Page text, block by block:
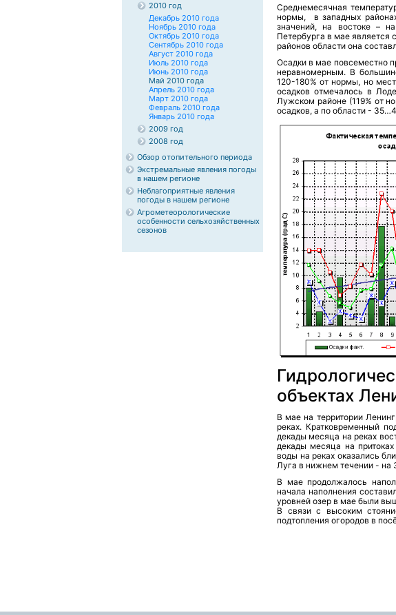
2010 год
Декабрь 2010 года
Ноябрь 2010 года
Октябрь 2010 года
Сентябрь 2010 года
Август 2010 года
Июль 2010 года
Июнь 2010 года
Май 2010 года
Апрель 2010 года
Март 2010 года
Февраль 2010 года
Январь 2010 года
2009 год
2008 год
Обзор отопительного периода
Экстремальные явления погоды
в нашем регионе
Неблагоприятные явления
погоды в нашем регионе
Агрометеорологические
особенности сельхозяйственных
сезонов
Среднемесячная
нормы, в западных
значений, на востоке –
Петербурга в мае является
районов области она
Осадки в мае повсеместно
неравномерным. В
120-180% от нормы, но
осадков отмечалось в
Лужском районе (119% от
осадков, а по области -
объектах
В мае на территории
реках. Кратковременный
декады месяца на реках
декады месяца на
воды на реках оказались
Луга в нижнем течении -
В мае продолжалось
начала наполнения
уровней озер в мае были
В связи с высоким
подтопления огородов в